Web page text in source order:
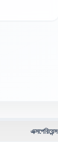
এক্সপেরিয়েন্স